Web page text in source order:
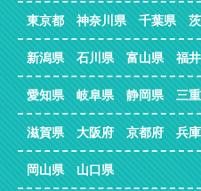
東京都 神奈川県 千葉県
新潟県 石川県 富山県 福
愛知県 岐阜県 静岡県 三
滋賀県 大阪府 京都府 兵
岡山県 山口県